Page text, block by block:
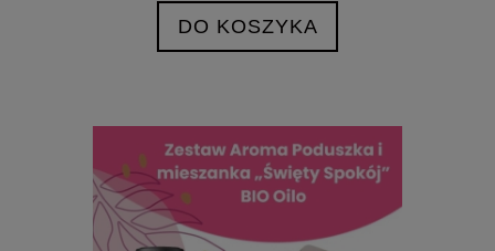
DO KOSZYKA